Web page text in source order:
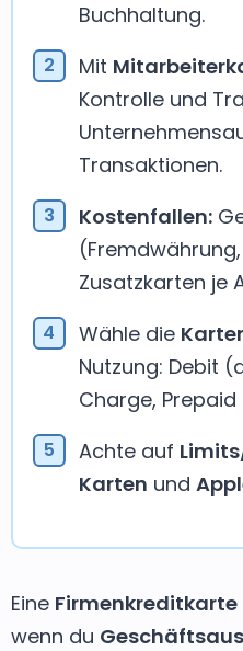
Buchhaltung.
Mit
Kontrolle und
Transaktionen.
Kostenfallen:
Zusatzkarten je
Wähle die
Nutzung: Debit
Charge,
Achte auf
Karten und
Eine Firmenkreditkarte
wenn du